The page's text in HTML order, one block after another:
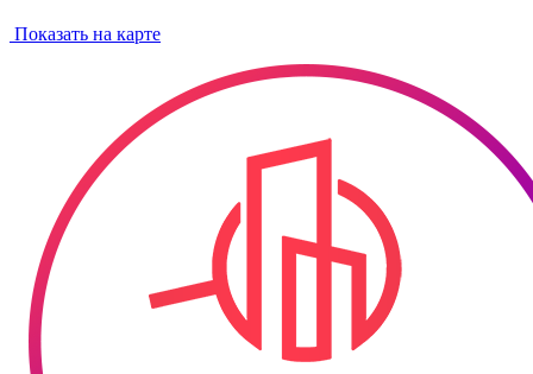
Показать на карте